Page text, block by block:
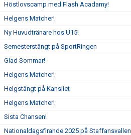
Höstlovscamp med Flash Acadamy!
Helgens Matcher!
Ny Huvudtränare hos U15!
Semesterstängt på SportRingen
Glad Sommar!
Helgens Matcher!
Helgstängt på Kansliet
Helgens Matcher!
Sista Chansen!
Nationaldagsfirande 2025 på Staffansvallen